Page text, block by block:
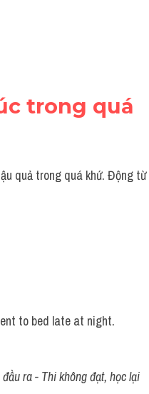
trong quá
quả trong quá khứ. Động từ
to bed late at night.
ra - Thi không đạt, học lại